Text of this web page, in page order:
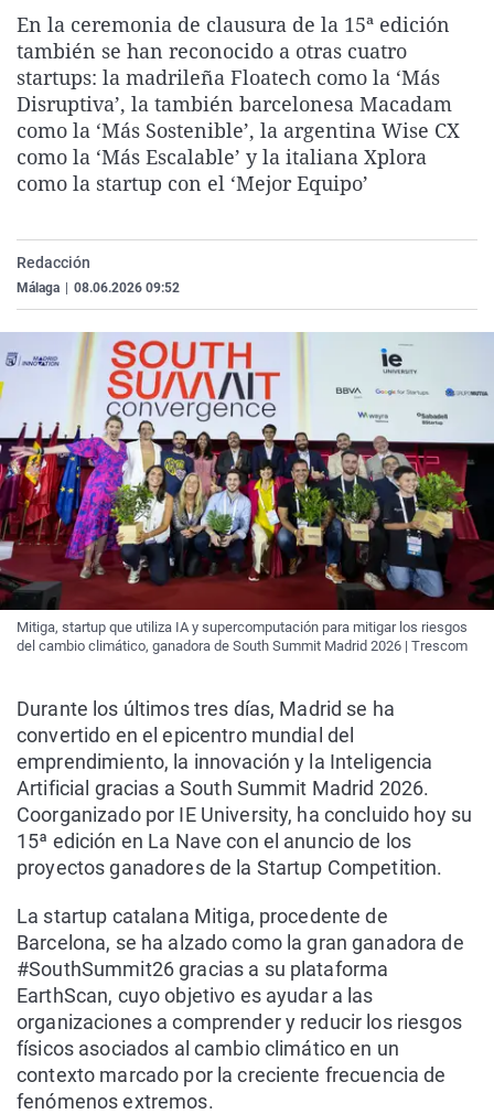
La rosa de los vientos
Gente viajera
Como el perro y el
Caso
Retornados
Equipo de
Operación Viuda
Extremadura
Galicia
La Rioja
Navarra
País Vasco
Virales
Televisión
Elecciones
En la ceremonia de clausura de la 15ª edición
también se han reconocido a otras cuatro
startups: la madrileña Floatech como la ‘Más
Disruptiva’, la también barcelonesa Macadam
como la ‘Más Sostenible’, la argentina Wise CX
como la ‘Más Escalable’ y la italiana Xplora
como la startup con el ‘Mejor Equipo’
Redacción
Málaga 08.06.2026 09:52
Mitiga, startup que utiliza IA y supercomputación para mitigar los riesgos
del cambio climático, ganadora de South Summit Madrid 2026 | Trescom
Durante los últimos tres días, Madrid se ha
convertido en el epicentro mundial del
emprendimiento, la innovación y la Inteligencia
Artificial gracias a South Summit Madrid 2026.
Coorganizado por IE University, ha concluido hoy su
15ª edición en La Nave con el anuncio de los
proyectos ganadores de la Startup Competition.
La startup catalana Mitiga, procedente de
Barcelona, se ha alzado como la gran ganadora de
#SouthSummit26 gracias a su plataforma
EarthScan, cuyo objetivo es ayudar a las
organizaciones a comprender y reducir los riesgos
físicos asociados al cambio climático en un
contexto marcado por la creciente frecuencia de
fenómenos extremos.